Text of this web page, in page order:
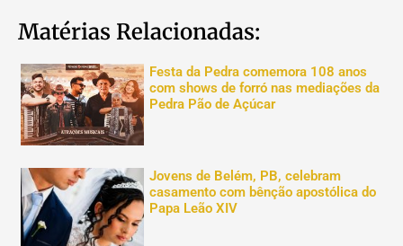
Matérias Relacionadas:
Festa da Pedra comemora 108 anos
com shows de forró nas mediações da
Pedra Pão de Açúcar
Jovens de Belém, PB, celebram
casamento com bênção apostólica do
Papa Leão XIV